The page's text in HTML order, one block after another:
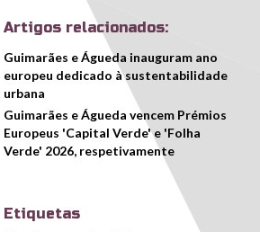
Artigos relacionados:
Guimarães e Águeda inauguram ano
europeu dedicado à sustentabilidade
urbana
Guimarães e Águeda vencem Prémios
Europeus 'Capital Verde' e 'Folha
Verde' 2026, respetivamente
Etiquetas